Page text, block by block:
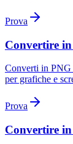
Prova
Convertire
Converti in PNG
per grafiche e
Prova
Convertire